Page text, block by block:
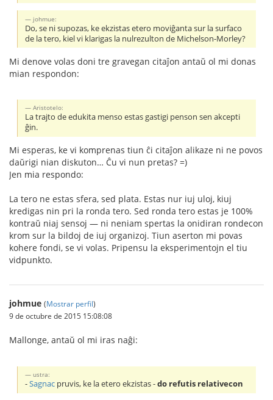
johmue:
Do, se ni supozas, ke ekzistas etero moviĝanta sur la surfaco
de la tero, kiel vi klarigas la nulrezulton de Michelson-Morley?
Mi denove volas doni tre gravegan citaĵon antaŭ ol mi donas
mian respondon:
Aristotelo:
La trajto de edukita menso estas gastigi penson sen akcepti
ĝin.
Mi esperas, ke vi komprenas tiun ĉi citaĵon alikaze ni ne povos
daŭrigi nian diskuton… Ĉu vi nun pretas? =)
Jen mia respondo:
La tero ne estas sfera, sed plata. Estas nur iuj uloj, kiuj
kredigas nin pri la ronda tero. Sed ronda tero estas je 100%
kontraŭ niaj sensoj — ni neniam spertas la onidiran rondecon
krom sur la bildoj de iuj organizoj. Tiun aserton mi povas
kohere fondi, se vi volas. Pripensu la eksperimentojn el tiu
vidpunkto.
johmue (Mostrar perfil)
9 de octubre de 2015 15:08:08
Mallonge, antaŭ ol mi iras naĝi:
ustra:
-Sagnac pruvis, ke la etero ekzistas -do refutis relativecon